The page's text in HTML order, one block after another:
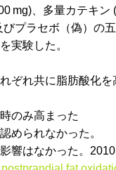
mg)、多量カテキン
プラセボ（偽）の
実験した。
ぞれ共に脂肪酸化
のみ高まった
められなかった。
響はなかった。